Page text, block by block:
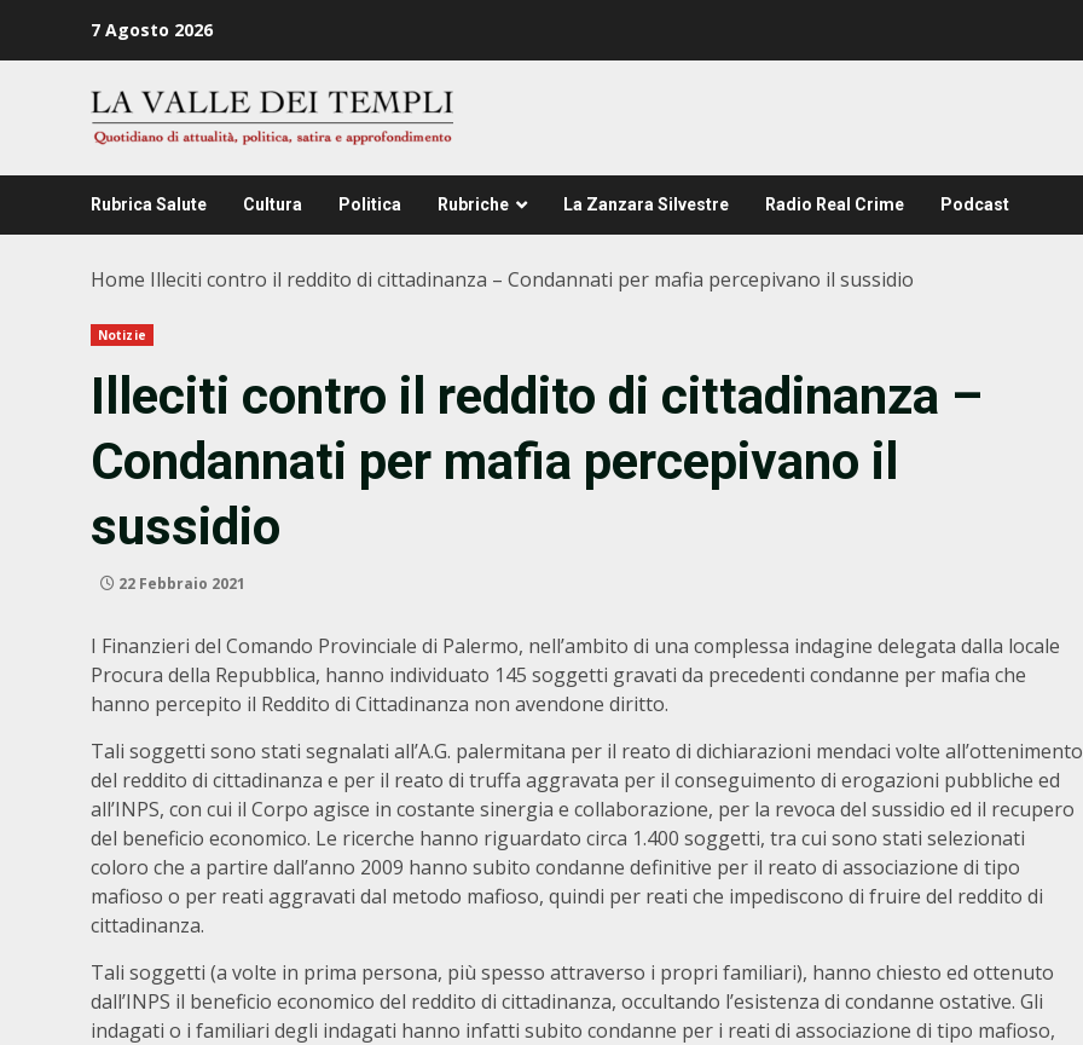
7 Agosto 2026
Rubrica Salute Cultura Politica Rubriche La Zanzara Silvestre Radio Real Crime Podcast
Home Illeciti contro il reddito di cittadinanza – Condannati per mafia percepivano il sussidio
Notizie
Illeciti contro il reddito di cittadinanza –
Condannati per mafia percepivano il
sussidio
22 Febbraio 2021
I Finanzieri del Comando Provinciale di Palermo, nell’ambito di una complessa indagine delegata dalla locale
Procura della Repubblica, hanno individuato 145 soggetti gravati da precedenti condanne per mafia che
hanno percepito il Reddito di Cittadinanza non avendone diritto.
Tali soggetti sono stati segnalati all’A.G. palermitana per il reato di dichiarazioni mendaci volte all’ottenimento
del reddito di cittadinanza e per il reato di truffa aggravata per il conseguimento di erogazioni pubbliche ed
all’INPS, con cui il Corpo agisce in costante sinergia e collaborazione, per la revoca del sussidio ed il recupero
del beneficio economico. Le ricerche hanno riguardato circa 1.400 soggetti, tra cui sono stati selezionati
coloro che a partire dall’anno 2009 hanno subito condanne definitive per il reato di associazione di tipo
mafioso o per reati aggravati dal metodo mafioso, quindi per reati che impediscono di fruire del reddito di
cittadinanza.
Tali soggetti (a volte in prima persona, più spesso attraverso i propri familiari), hanno chiesto ed ottenuto
dall’INPS il beneficio economico del reddito di cittadinanza, occultando l’esistenza di condanne ostative. Gli
indagati o i familiari degli indagati hanno infatti subito condanne per i reati di associazione di tipo mafioso,